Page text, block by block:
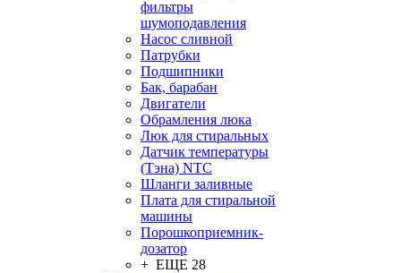
фильтры
шумоподавления
Насос сливной
Патрубки
Подшипники
Бак, барабан
Двигатели
Обрамления люка
Люк для стиральных
Датчик температуры
(Тэна) NTC
Шланги заливные
Плата для стиральной
машины
Порошкоприемник-
дозатор
+ ЕЩЕ 28